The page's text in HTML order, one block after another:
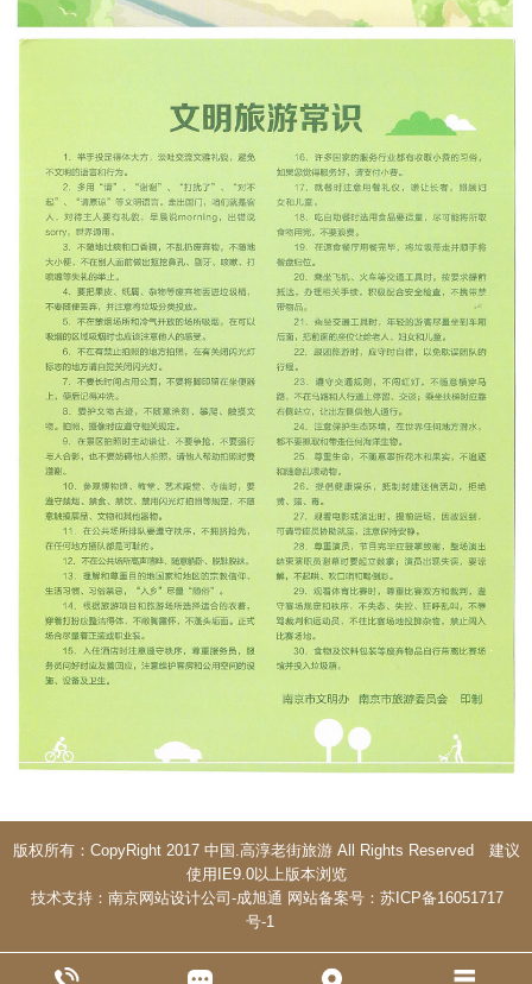
版权所有：CopyRight 2017 中国.高淳老街旅游 All Rights Reserved 建议
使用IE9.0以上版本浏览
技术支持： 南京网站设计公司 -成旭通 网站备案号： 苏ICP备16051717
号-1